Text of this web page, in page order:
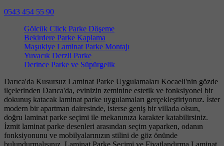
0543 454 55 90
Gölcük Click Parke Döşeme
Bekirdere Parke Kaplama
Maşukiye Laminat Parke Montajı
Yuvacık Derzli Parke
Derince Parke ve Süpürgelik
Darıca'da Kusursuz Laminat Parke Uygulamaları Kocaeli'nin gözde
ilçelerinden Darıca'da, evinizin zeminine estetik ve fonksiyonel bir
dokunuş katacak laminat parke uygulamaları gerçekleştiriyoruz. İster
modern bir apartman dairesinde, isterse geniş bir villada olsun,
doğru laminat parke seçimi ile mekanınıza karakter katabilirsiniz.
İzmit laminat parke desenleri arasından seçim yaparken, odanın
fonksiyonunu ve mobilyalarınızın stilini de göz önünde
bulundurmalısınız. Laminat Parke Seçimi ve Fiyatlandırma Laminat